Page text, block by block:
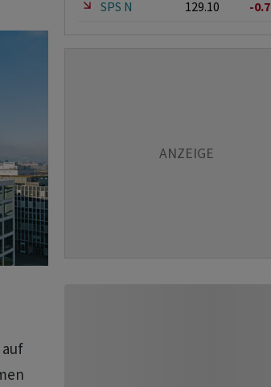
SPS N
129.10 -